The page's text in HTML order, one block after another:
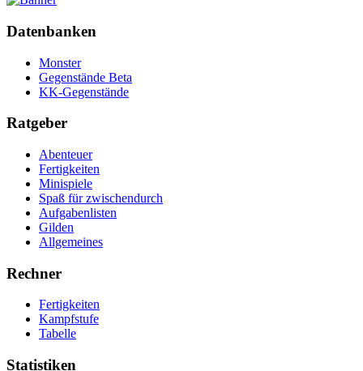
Datenbanken
Monster
Gegenstände Beta
KK-Gegenstände
Ratgeber
Abenteuer
Fertigkeiten
Minispiele
Spaß für zwischendurch
Aufgabenlisten
Gilden
Allgemeines
Rechner
Fertigkeiten
Kampfstufe
Tabelle
Statistiken